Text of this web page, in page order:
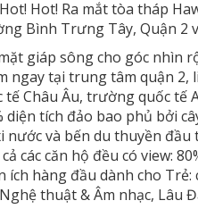
Hot! Ra mắt tòa tháp
Bình Trưng Tây, Quận 2
giáp sông cho góc nhìn
ngay tại trung tâm quận
tế Châu Âu, trường quốc tế
diện tích đảo bao phủ bởi
nước và bến du thuyền
cả các căn hộ đều có view:
ích hàng đầu dành cho
thuật & Âm nhạc, Lâu